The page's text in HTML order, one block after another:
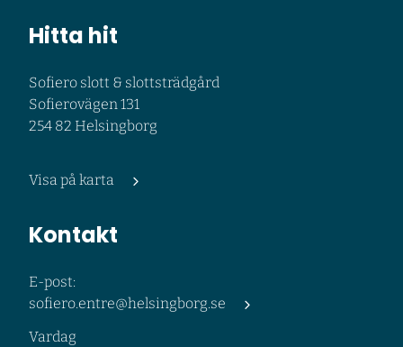
Hitta hit
Sofiero slott & slottsträdgård
Sofierovägen 131
254 82 Helsingborg
Visa på karta
Kontakt
E-post:
sofiero.entre@helsingborg.se
Vardag